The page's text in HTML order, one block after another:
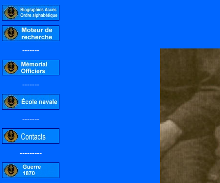
-------
-------
-------
---------